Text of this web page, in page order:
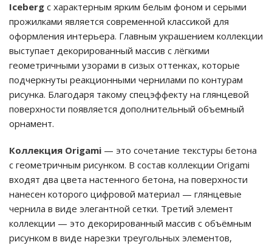
Iceberg с характерным ярким белым фоном и серыми
прожилками является современной классикой для
оформления интерьера. Главным украшением коллекции
выступает декорированный массив с лёгкими
геометричными узорами в сизых оттенках, которые
подчеркнуты реакционными чернилами по контурам
рисунка. Благодаря такому спецэффекту на глянцевой
поверхности появляется дополнительный объемный
орнамент.
Коллекция Origami — это сочетание текстуры бетона
с геометричным рисунком. В состав коллекции Origami
входят два цвета настенного бетона, на поверхности
нанесен которого цифровой материал — глянцевые
чернила в виде элегантной сетки. Третий элемент
коллекции — это декорированный массив с объёмным
рисунком в виде нарезки треугольных элементов,